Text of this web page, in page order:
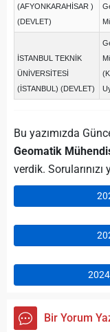
(AFYONKARAHİSAR )
(DEVLET)
İSTANBUL TEKNİK
ÜNİVERSİTESİ
(İSTANBUL) (DEVLET)
Bu yazımızda
Geomatik
verdik.
Bir Yorum